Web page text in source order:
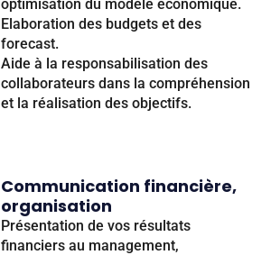
optimisation du modèle économique.
Elaboration des budgets et des
forecast.
Aide à la responsabilisation des
collaborateurs dans la compréhension
et la réalisation des objectifs.
Communication financière,
organisation
Présentation de vos résultats
financiers au management,